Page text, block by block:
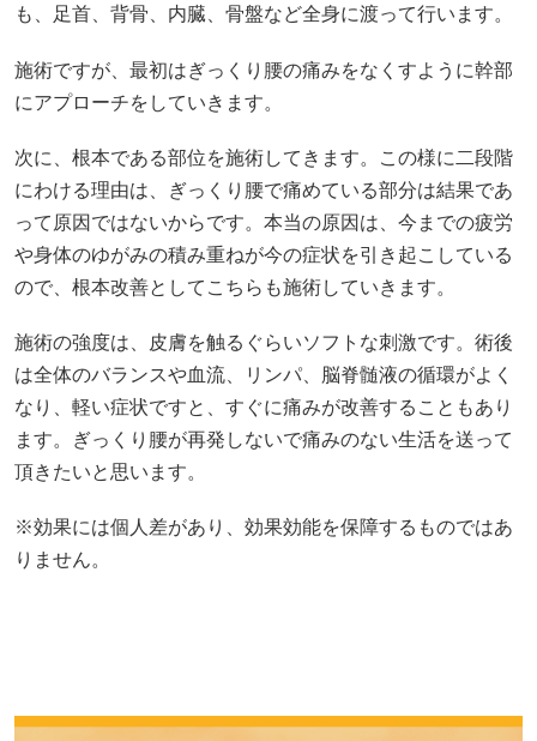
も、足首、背骨、内臓、骨盤など全身に渡って行います。
施術ですが、最初はぎっくり腰の痛みをなくすように幹部
にアプローチをしていきます。
次に、根本である部位を施術してきます。この様に二段階
にわける理由は、ぎっくり腰で痛めている部分は結果であ
って原因ではないからです。本当の原因は、今までの疲労
や身体のゆがみの積み重ねが今の症状を引き起こしている
ので、根本改善としてこちらも施術していきます。
施術の強度は、皮膚を触るぐらいソフトな刺激です。術後
は全体のバランスや血流、リンパ、脳脊髄液の循環がよく
なり、軽い症状ですと、すぐに痛みが改善することもあり
ます。ぎっくり腰が再発しないで痛みのない生活を送って
頂きたいと思います。
※効果には個人差があり、効果効能を保障するものではあ
りません。